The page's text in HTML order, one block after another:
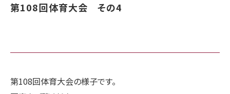
第108回体育大会 その4
第108回体育大会の様子です。